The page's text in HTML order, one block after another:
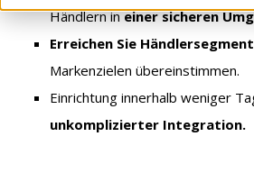
Händlern ineiner sicheren
Erreichen Sie
Markenzielen übereinstimmen.
Einrichtung innerhalb weniger
unkomplizierter Integration.